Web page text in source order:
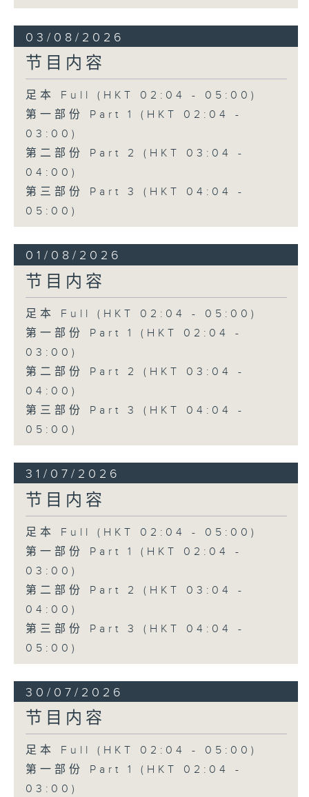
03/08/2026
节目内容
足本 Full (HKT 02:04 - 05:00)
第一部份 Part 1 (HKT 02:04 -
03:00)
第二部份 Part 2 (HKT 03:04 -
04:00)
第三部份 Part 3 (HKT 04:04 -
05:00)
01/08/2026
节目内容
足本 Full (HKT 02:04 - 05:00)
第一部份 Part 1 (HKT 02:04 -
03:00)
第二部份 Part 2 (HKT 03:04 -
04:00)
第三部份 Part 3 (HKT 04:04 -
05:00)
31/07/2026
节目内容
足本 Full (HKT 02:04 - 05:00)
第一部份 Part 1 (HKT 02:04 -
03:00)
第二部份 Part 2 (HKT 03:04 -
04:00)
第三部份 Part 3 (HKT 04:04 -
05:00)
30/07/2026
节目内容
足本 Full (HKT 02:04 - 05:00)
第一部份 Part 1 (HKT 02:04 -
03:00)